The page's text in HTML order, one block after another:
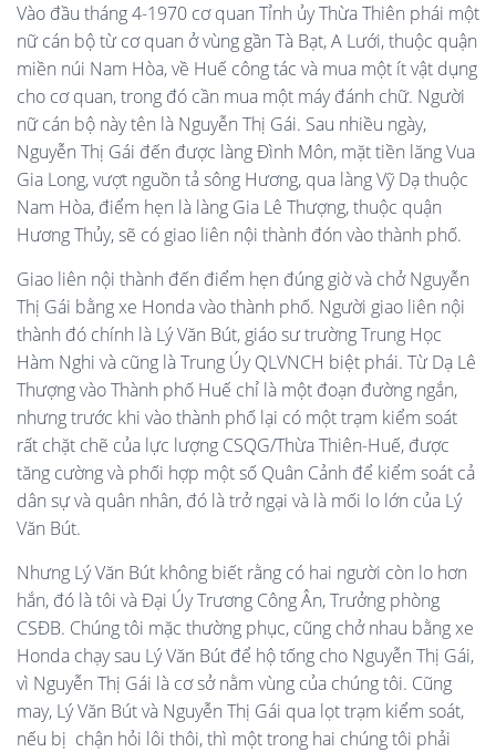
Vào đầu tháng 4-1970 cơ quan Tỉnh ủy Thừa Thiên phái một
nữ cán bộ từ cơ quan ở vùng gần Tà Bạt, A Lưới, thuộc quận
miền núi Nam Hòa, về Huế công tác và mua một ít vật dụng
cho cơ quan, trong đó cần mua một máy đánh chữ. Người
nữ cán bộ này tên là Nguyễn Thị Gái. Sau nhiều ngày,
Nguyễn Thị Gái đến được làng Đình Môn, mặt tiền lăng Vua
Gia Long, vượt nguồn tả sông Hương, qua làng Vỹ Dạ thuộc
Nam Hòa, điểm hẹn là làng Gia Lê Thượng, thuộc quận
Hương Thủy, sẽ có giao liên nội thành đón vào thành phố.
Giao liên nội thành đến điểm hẹn đúng giờ và chở Nguyễn
Thị Gái bằng xe Honda vào thành phố. Người giao liên nội
thành đó chính là Lý Văn Bút, giáo sư trường Trung Học
Hàm Nghi và cũng là Trung Úy QLVNCH biệt phái. Từ Dạ Lê
Thượng vào Thành phố Huế chỉ là một đoạn đường ngắn,
nhưng trước khi vào thành phố lại có một trạm kiểm soát
rất chặt chẽ của lực lượng CSQG/Thừa Thiên-Huế, được
tăng cường và phối hợp một số Quân Cảnh để kiểm soát cả
dân sự và quân nhân, đó là trở ngại và là mối lo lớn của Lý
Văn Bút.
Nhưng Lý Văn Bút không biết rằng có hai người còn lo hơn
hắn, đó là tôi và Đại Úy Trương Công Ân, Trưởng phòng
CSĐB. Chúng tôi mặc thường phục, cũng chở nhau bằng xe
Honda chạy sau Lý Văn Bút để hộ tống cho Nguyễn Thị Gái,
vì Nguyễn Thị Gái là cơ sở nằm vùng của chúng tôi. Cũng
may, Lý Văn Bút và Nguyễn Thị Gái qua lọt trạm kiểm soát,
nếu bị chận hỏi lôi thôi, thì một trong hai chúng tôi phải